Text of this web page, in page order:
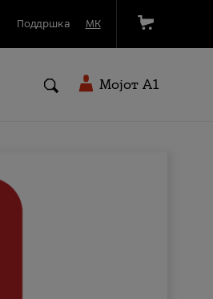
Поддршка МК
Мојот A1